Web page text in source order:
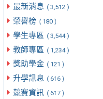
最新消息 ( 3,512 )
榮譽榜 ( 180 )
學生專區 ( 3,544 )
教師專區 ( 1,234 )
獎助學金 ( 121 )
升學訊息 ( 616 )
競賽資訊 ( 617 )